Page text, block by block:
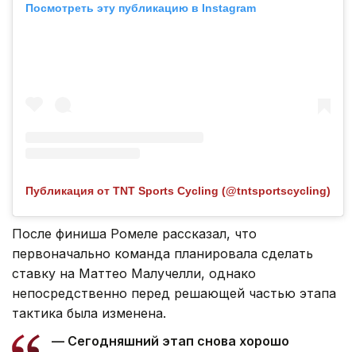
Посмотреть эту публикацию в Instagram
Публикация от TNT Sports Cycling (@tntsportscycling)
После финиша Ромеле рассказал, что
первоначально команда планировала сделать
ставку на Маттео Малучелли, однако
непосредственно перед решающей частью этапа
тактика была изменена.
— Сегодняшний этап снова хорошо